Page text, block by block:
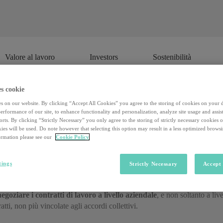
Valore al lavoro Investors Sostenibilità
sta rivoluzionando il mercato del
del mercato ai sussidi statali per favorire la transizione da un lavoro
Repubblica francese. Eletto lo scorso anno, Macronha basato
i contratti di lavoro a livello aziendale, e non soltanto a
non più vincolate agli accordi collettivi.
cookie
on our website. By clicking “Accept All Cookies” you agree to the storing of cookies on your
of our site, to enhance functionality and personalization, analyze site usage and
By clicking “Strictly Necessary” you only agree to the storing of strictly necessary cookies
will be used. Do note however that selecting this option may result in a less optimized
please see our
Cookie Policy
Strictly Necessary Accept